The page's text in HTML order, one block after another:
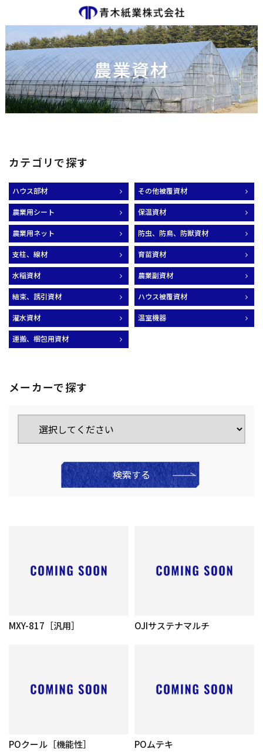
農業資材
カテゴリで探す
ハウス部材 その他被覆資材
農業用シート 保温資材
農業用ネット 防虫、防鳥、防獣資材
支柱、線材 育苗資材
水稲資材 農業副資材
結束、誘引資材 ハウス被覆資材
灌水資材 温室機器
運搬、梱包用資材
メーカーで探す
検索する
MXY-817［汎用］ OJIサステナマルチ
POクール［機能性］ POムテキ